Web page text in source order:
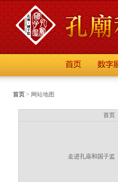
首页 > 网站地图
首页
走进孔庙和国子监